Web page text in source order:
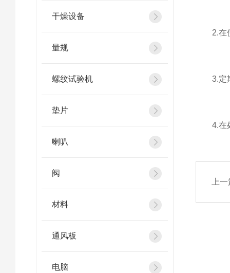
干燥设备
量规
螺纹试验机
垫片
喇叭
阀
材料
通风板
电脑
2.在使
3.定期
4.在处
上